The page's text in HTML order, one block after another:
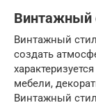
Винтажный
Винтажный
создать
мебели,
Винтажный